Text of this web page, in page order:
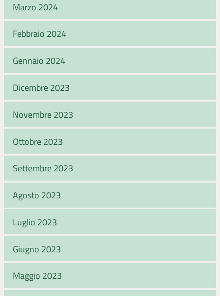
Marzo 2024
Febbraio 2024
Gennaio 2024
Dicembre 2023
Novembre 2023
Ottobre 2023
Settembre 2023
Agosto 2023
Luglio 2023
Giugno 2023
Maggio 2023